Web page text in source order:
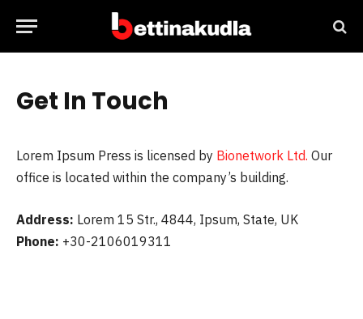
Get In Touch
Lorem Ipsum Press is licensed by Bionetwork Ltd. Our
office is located within the company’s building.
Address: Lorem 15 Str., 4844, Ipsum, State, UK
Phone: +30-2106019311